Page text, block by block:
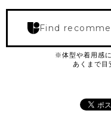
Find